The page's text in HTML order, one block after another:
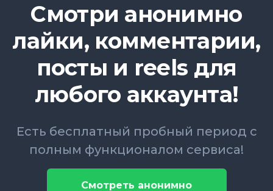
Смотри анонимно
лайки, комментарии,
посты и reels для
любого аккаунта!
Есть бесплатный пробный период с
полным функционалом сервиса!
Смотреть анонимно